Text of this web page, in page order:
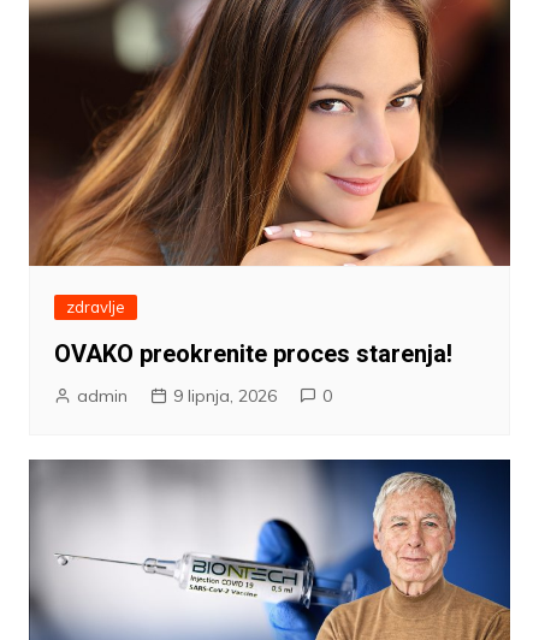
zdravlje
OVAKO preokrenite proces starenja!
admin 9 lipnja, 2026 0